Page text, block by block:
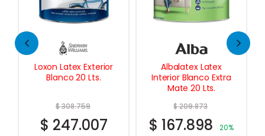
Albalatex Latex
Interior Blanco Extra
$209.873
167.898
20%
Recuplast Fibrado
Impermeabilizante
Techos 1 Kg.
$26.111
$16.972
35%